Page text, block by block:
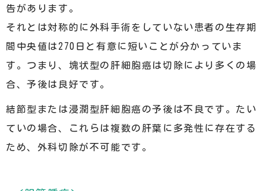
告があります。
それとは対称的に外科手術をしていない患者の生存期
間中央値は270日と有意に短いことが分かっていま
す。つまり、塊状型の肝細胞癌は切除により多くの場
合、予後は良好です。
結節型または浸潤型肝細胞癌の予後は不良です。たい
ていの場合、これらは複数の肝葉に多発性に存在する
ため、外科切除が不可能です。